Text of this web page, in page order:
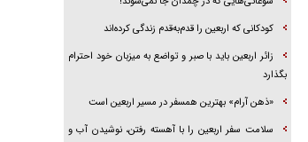
کودکانی که اربعین را قدم‌به‌قدم زندگی کرده‌اند
زائر اربعین باید با صبر و تواضع به میزبان خود احترام
بگذارد
«ذهن آرام» بهترین همسفر در مسیر اربعین است
سلامت سفر اربعین را با آهسته رفتن، نوشیدن آب و